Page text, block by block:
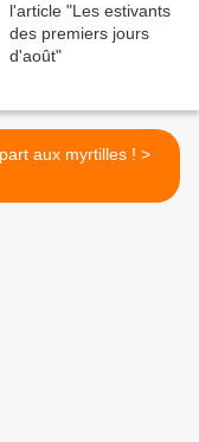
On part aux myrtilles ! >